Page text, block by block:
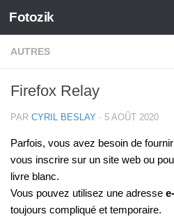
Skip to content
Fotozik
AUTRES
Firefox Relay
PAR CYRIL BESLAY · 5 AOÛT 2020
Parfois, vous avez besoin de
vous inscrire sur un site web ou
livre blanc.
Vous pouvez utilisez une adresse
toujours compliqué et temporaire.